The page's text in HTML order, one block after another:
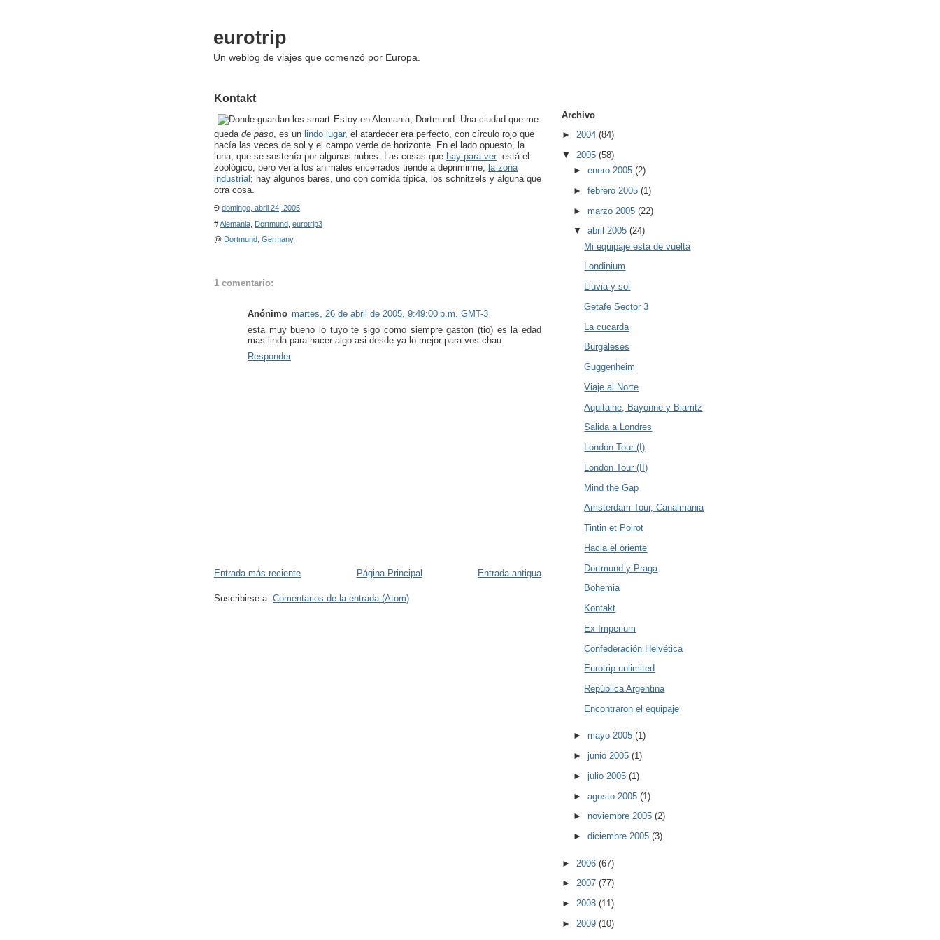
eurotrip
Un weblog de viajes que comenzó por Europa.
Kontakt
Estoy en Alemania, Dortmund. Una ciudad que me
queda de paso, es un lindo lugar, el atardecer era perfecto, con círculo rojo que
hacía las veces de sol y el campo verde de horizonte. En el lado opuesto, la
luna, que se sostenía por algunas nubes. Las cosas que hay para ver: está el
zoológico, pero ver a los animales encerrados tiende a deprimirme; la zona
industrial ; hay algunos bares, uno con comida típica, los schnitzels y alguna que
otra cosa.
Ð domingo, abril 24, 2005
#Alemania Dortmund eurotrip3
@ Dortmund, Germany
1 comentario:
Anónimo martes, 26 de abril de 2005, 9:49:00 p.m. GMT-3
esta muy bueno lo tuyo te sigo como siempre gaston (tio) es la edad
mas linda para hacer algo asi desde ya lo mejor para vos chau
Responder
Entrada más reciente Entrada antigua
Página Principal
Suscribirse a: Comentarios de la entrada (Atom)
Archivo
► 2004 (84)
▼ 2005 (58)
► enero 2005 (2)
► febrero 2005 (1)
► marzo 2005 (22)
▼ abril 2005 (24)
Mi equipaje esta de vuelta
Londinium
Lluvia y sol
Getafe Sector 3
La cucarda
Burgaleses
Guggenheim
Viaje al Norte
Aquitaine, Bayonne y Biarritz
Salida a Londres
London Tour (I)
London Tour (II)
Mind the Gap
Amsterdam Tour, Canalmania
Tintin et Poirot
Hacia el oriente
Dortmund y Praga
Bohemia
Kontakt
Ex Imperium
Confederación Helvética
Eurotrip unlimited
República Argentina
Encontraron el equipaje
► mayo 2005 (1)
► junio 2005 (1)
► julio 2005 (1)
► agosto 2005 (1)
► noviembre 2005 (2)
► diciembre 2005 (3)
► 2006 (67)
► 2007 (77)
► 2008 (11)
► 2009 (10)